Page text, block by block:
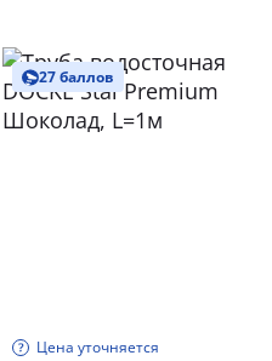
27 баллов
Цена уточняется